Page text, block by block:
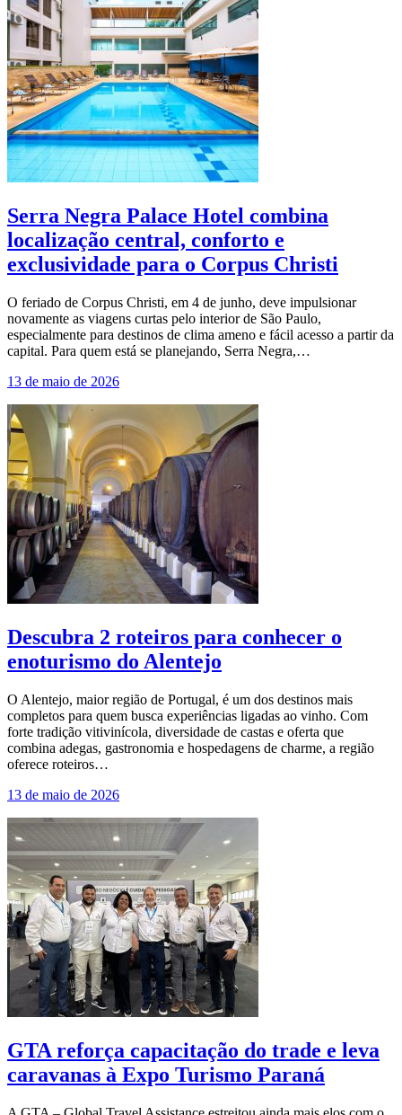
Serra Negra Palace Hotel combina
localização central, conforto e
exclusividade para o Corpus Christi
O feriado de Corpus Christi, em 4 de junho, deve impulsionar
novamente as viagens curtas pelo interior de São Paulo,
especialmente para destinos de clima ameno e fácil acesso a partir da
capital. Para quem está se planejando, Serra Negra,…
13 de maio de 2026
Descubra 2 roteiros para conhecer o
enoturismo do Alentejo
O Alentejo, maior região de Portugal, é um dos destinos mais
completos para quem busca experiências ligadas ao vinho. Com
forte tradição vitivinícola, diversidade de castas e oferta que
combina adegas, gastronomia e hospedagens de charme, a região
oferece roteiros…
13 de maio de 2026
GTA reforça capacitação do trade e leva
caravanas à Expo Turismo Paraná